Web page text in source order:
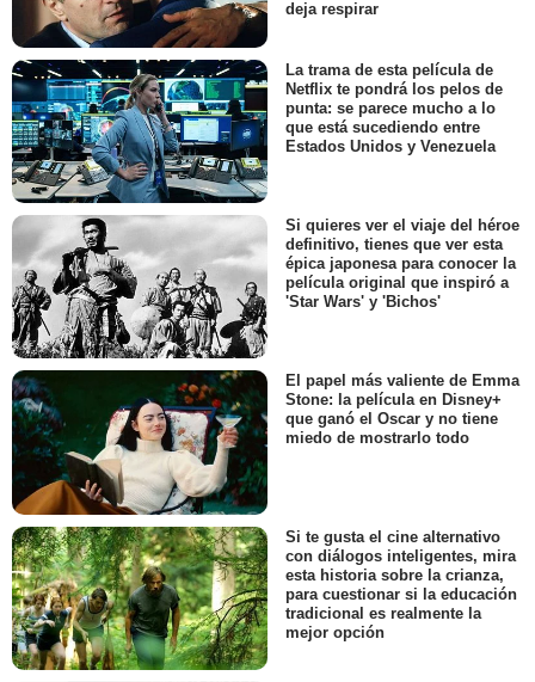
deja respirar
La trama de esta película de
Netflix te pondrá los pelos de
punta: se parece mucho a lo
que está sucediendo entre
Estados Unidos y Venezuela
Si quieres ver el viaje del héroe
definitivo, tienes que ver esta
épica japonesa para conocer la
película original que inspiró a
'Star Wars' y 'Bichos'
El papel más valiente de Emma
Stone: la película en Disney+
que ganó el Oscar y no tiene
miedo de mostrarlo todo
Si te gusta el cine alternativo
con diálogos inteligentes, mira
esta historia sobre la crianza,
para cuestionar si la educación
tradicional es realmente la
mejor opción